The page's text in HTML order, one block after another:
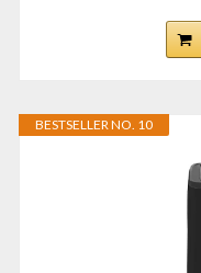
BESTSELLER NO. 10